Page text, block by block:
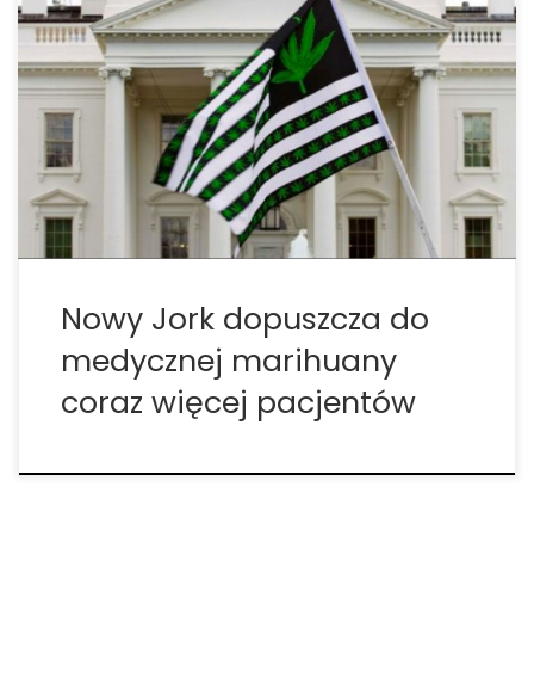
Niecałe dwa miesiące temu stan Nowy Jork dodał
ból chroniczny do listy kwalifikujących warunków do
dostępu do medycznej marihuany. Nowy Jork
zezwolił na stosowanie marihuany w celach
medycznych już w 2014 roku. W styczniu w Nowym
Jorku znajdowało się blisko […]
Nowy Jork dopuszcza do
medycznej marihuany
coraz więcej pacjentów